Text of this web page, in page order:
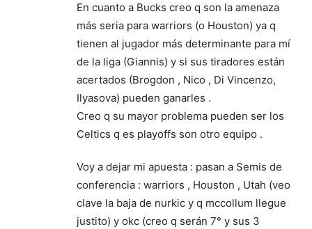
En cuanto a Bucks creo q son la amenaza
más seria para warriors (o Houston) ya q
tienen al jugador más determinante para mí
de la liga (Giannis) y si sus tiradores están
acertados (Brogdon , Nico , Di Vincenzo,
Ilyasova) pueden ganarles .
Creo q su mayor problema pueden ser los
Celtics q es playoffs son otro equipo .
Voy a dejar mi apuesta : pasan a Semis de
conferencia : warriors , Houston , Utah (veo
clave la baja de nurkic y q mccollum llegue
justito) y okc (creo q serán 7° y sus 3